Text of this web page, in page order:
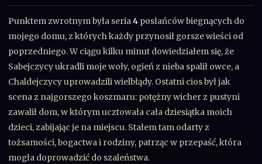
Punktem zwrotnym była seria4 posłańców biegnących do
mojego domu, z których każdy przynosił gorsze wieści od
poprzedniego. W ciągu kilku minut dowiedziałem się, że
Sabejczycy ukradli moje woły, ogień z nieba spalił owce, a
Chaldejczycy uprowadzili wielbłądy. Ostatni cios był jak
scena z najgorszego koszmaru: potężny wicher z pustyni
zawalił dom, w którym ucztowała cała dziesiątka moich
dzieci, zabijając je na miejscu. Stałem tam odarty z
tożsamości, bogactwa i rodziny, patrząc w przepaść, która
mogła doprowadzić do szaleństwa.